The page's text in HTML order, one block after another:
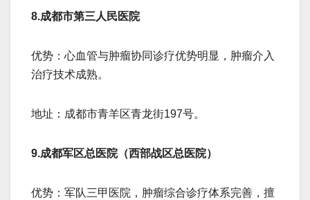
​​8.成都市第三人民医院​​
​​优势​​：心血管与肿瘤协同诊疗优势明显，肿瘤介入
治疗技术成熟。
​​地址​​：成都市青羊区青龙街197号。
​​9.成都军区总医院（西部战区总医院）​​
​​优势​​：军队三甲医院，肿瘤综合诊疗体系完善，擅